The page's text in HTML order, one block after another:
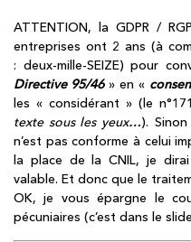
ATTENTION, la GDPR /
entreprises ont 2 ans (à
: deux-mille-SEIZE) pour
Directive 95/46» en «
les « considérant » (le
texte sous les yeux…).
n’est pas conforme à celui
la place de la CNIL, je
valable. Et donc que le
OK, je vous épargne le
pécuniaires (c’est dans le